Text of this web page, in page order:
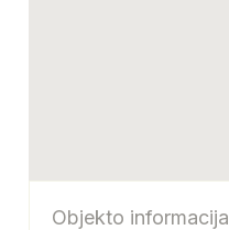
Objekto informacija